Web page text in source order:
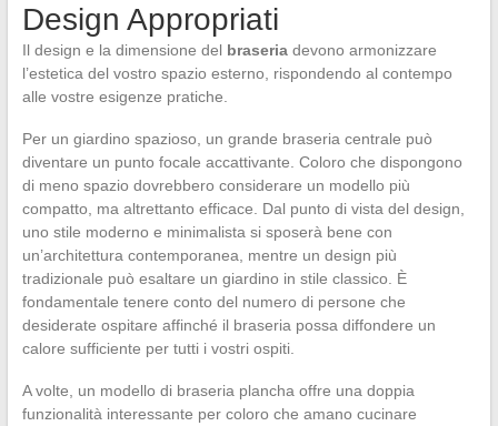
Design Appropriati
Il design e la dimensione del braseriadevono armonizzare
l’estetica del vostro spazio esterno, rispondendo al contempo
alle vostre esigenze pratiche.
Per un giardino spazioso, un grande braseria centrale può
diventare un punto focale accattivante. Coloro che dispongono
di meno spazio dovrebbero considerare un modello più
compatto, ma altrettanto efficace. Dal punto di vista del design,
uno stile moderno e minimalista si sposerà bene con
un’architettura contemporanea, mentre un design più
tradizionale può esaltare un giardino in stile classico. È
fondamentale tenere conto del numero di persone che
desiderate ospitare affinché il braseria possa diffondere un
calore sufficiente per tutti i vostri ospiti.
A volte, un modello di braseria plancha offre una doppia
funzionalità interessante per coloro che amano cucinare